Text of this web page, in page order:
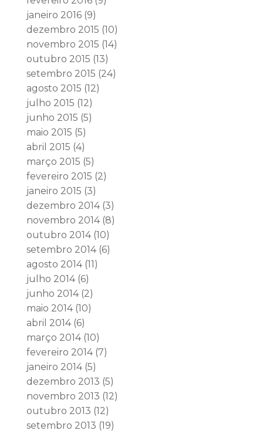
janeiro 2016(9)
dezembro 2015 (10)
novembro 2015 (14)
outubro 2015 (13)
setembro 2015 (24)
agosto 2015 (12)
julho 2015 (12)
junho 2015 (5)
maio 2015 (5)
abril 2015 (4)
março 2015 (5)
fevereiro 2015 (2)
janeiro 2015 (3)
dezembro 2014(3)
novembro 2014(8)
outubro 2014(10)
setembro 2014(6)
agosto 2014(11)
julho 2014(6)
junho 2014(2)
maio 2014(10)
abril 2014(6)
março 2014(10)
fevereiro 2014(7)
janeiro 2014(5)
dezembro 2013 (5)
novembro 2013 (12)
outubro 2013 (12)
setembro 2013 (19)